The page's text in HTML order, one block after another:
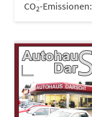
CO2-Emissionen: